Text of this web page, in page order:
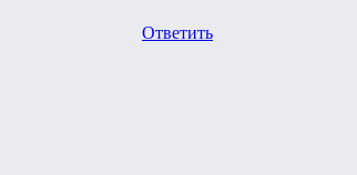
Ответить